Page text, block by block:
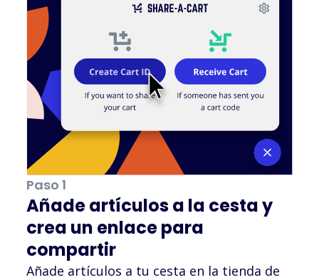
Paso 1
Añade artículos a la cesta y
crea un enlace para
compartir
Añade artículos a tu cesta en la tienda de